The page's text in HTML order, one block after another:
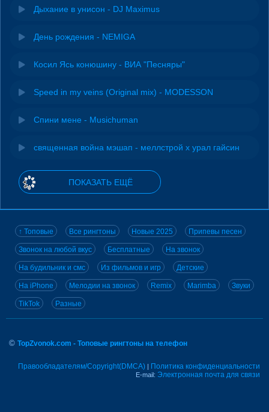
Дыхание в унисон - DJ Maximus
День рождения - NEMIGA
Косил Ясь конюшину - ВИА "Песняры"
Speed in my veins (Original mix) - MODESSON
Спини мене - Musichuman
священная война мэшап - меллстрой х урал гайсин
ПОКАЗАТЬ ЕЩЁ
↑ Топовые Все рингтоны Новые 2025 Припевы песен
Звонок на любой вкус Бесплатные На звонок
На будильник и смс Из фильмов и игр Детские
На iPhone Мелодии на звонок Remix Marimba Звуки
TikTok Разные
© TopZvonok.com - Топовые рингтоны на телефон
Правообладателям/Copyright(DMCA) | Политика конфиденциальности
E-mail: Электронная почта для связи